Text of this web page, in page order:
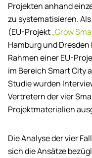
Projekten anhand
zu systematisieren.
(EU-Projekt„Grow
Hamburg und
Rahmen einer EU-
im Bereich Smart City
Studie wurden
Vertretern der vier
Projektmaterialien
Die Analyse der vier
sich die Ansätze